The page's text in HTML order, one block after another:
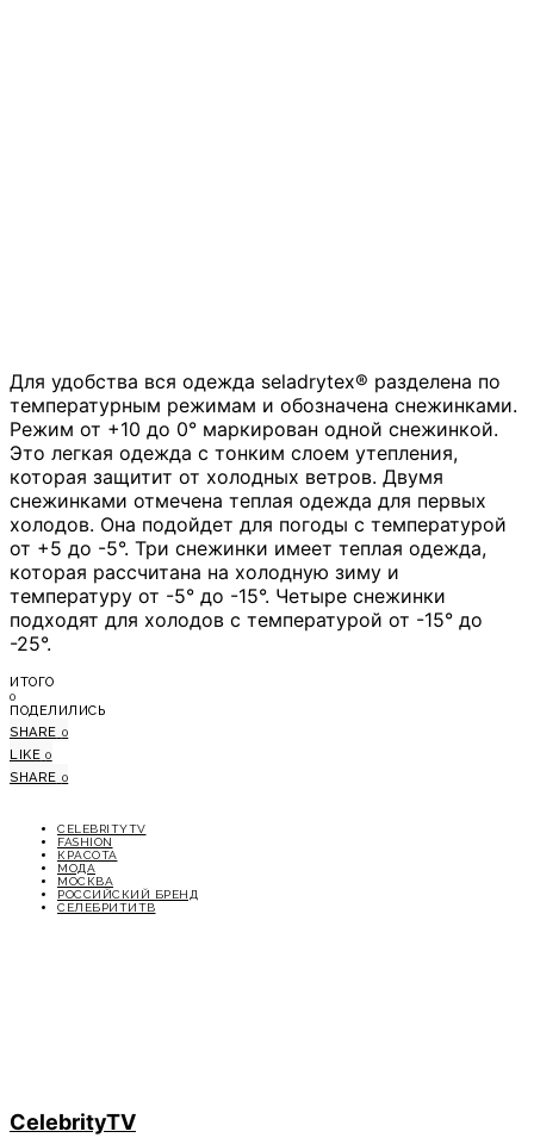
Для удобства вся одежда seladrytex® разделена по
температурным режимам и обозначена снежинками.
Режим от +10 до 0° маркирован одной снежинкой.
Это легкая одежда c тонким слоем утепления,
которая защитит от холодных ветров. Двумя
снежинками отмечена теплая одежда для первых
холодов. Она подойдет для погоды с температурой
от +5 до -5°. Три снежинки имеет теплая одежда,
которая рассчитана на холодную зиму и
температуру от -5° до -15°. Четыре снежинки
подходят для холодов с температурой от -15° до
-25°.
ИТОГО
0
ПОДЕЛИЛИСЬ
SHARE 0
LIKE 0
SHARE 0
CELEBRITYTV
FASHION
КРАСОТА
МОДА
МОСКВА
РОССИЙСКИЙ БРЕНД
СЕЛЕБРИТИТВ
CelebrityTV